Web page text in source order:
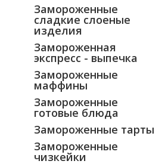
Замороженные
сладкие слоеные
изделия
Замороженная
экспресс - выпечка
Замороженные
маффины
Замороженные
готовые блюда
Замороженные тарты
Замороженные
чизкейки